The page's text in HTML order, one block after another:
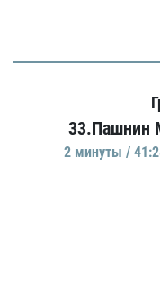
33.Пашнин
2 минуты /